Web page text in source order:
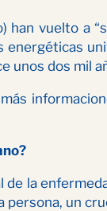
han vuelto a
energéticas
unos dos mil
de la
un